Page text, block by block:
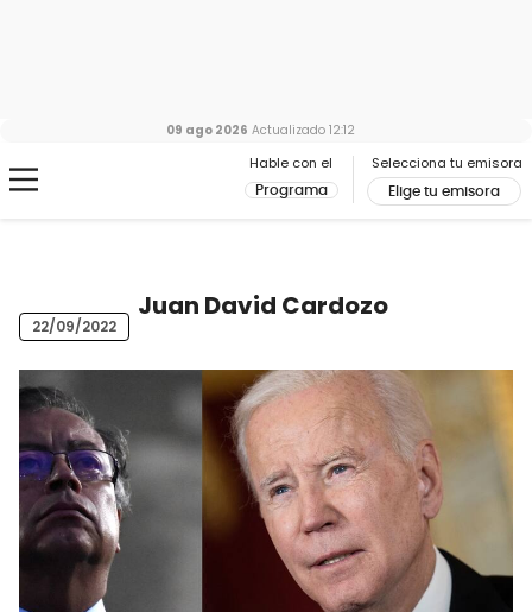
Hable con el
Programa
Selecciona tu emisora
Elige tu emisora
09 ago 2026 Actualizado 12:12
Juan David Cardozo
22/09/2022